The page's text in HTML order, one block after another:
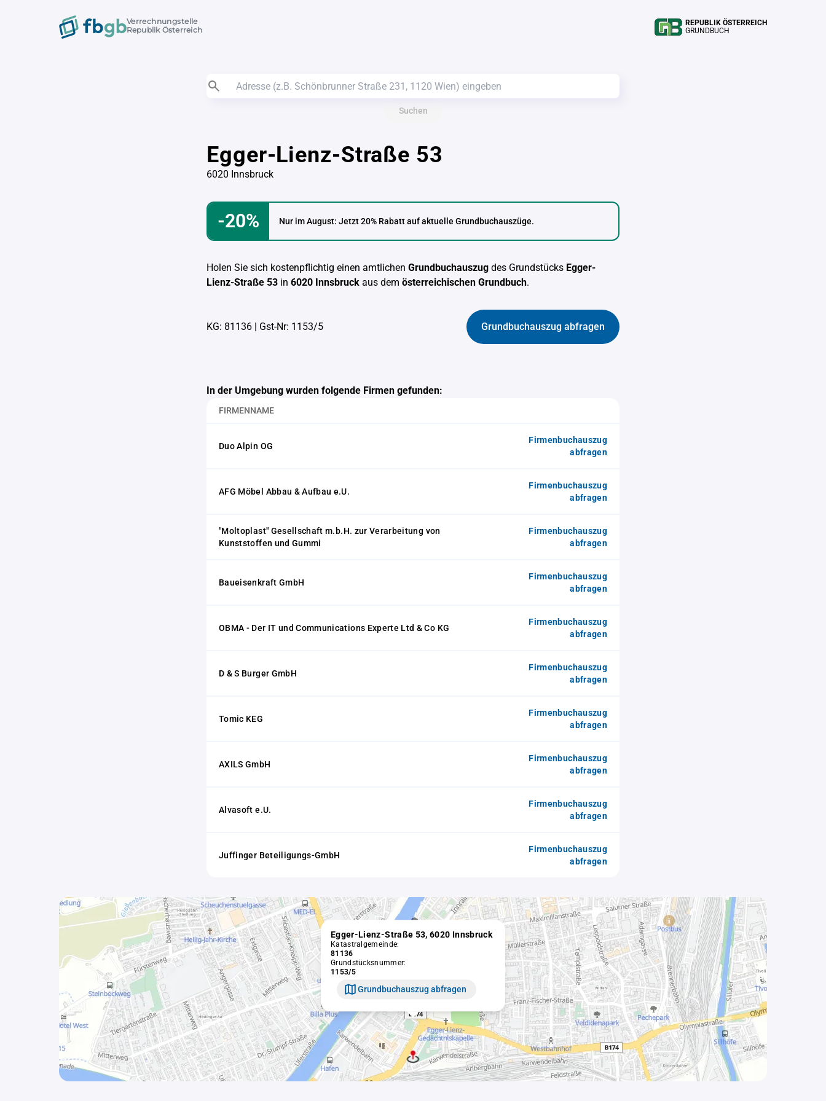
Verrechnungstelle
Republik Österreich
REPUBLIK ÖSTERREICH
GRUNDBUCH
Suchen
Egger-Lienz-Straße 53
6020 Innsbruck
-20% Nur im August: Jetzt 20% Rabatt auf aktuelle Grundbuchauszüge.
Holen Sie sich kostenpflichtig einen amtlichen Grundbuchauszug des Grundstücks Egger-
Lienz-Straße 53 in 6020 Innsbruck aus dem österreichischen Grundbuch.
KG: 81136 | Gst-Nr: 1153/5 Grundbuchauszug abfragen
In der Umgebung wurden folgende Firmen gefunden:
FIRMENNAME
Duo Alpin OG
Firmenbuchauszug
abfragen
AFG Möbel Abbau & Aufbau e.U.
Firmenbuchauszug
abfragen
"Moltoplast" Gesellschaft m.b.H. zur Verarbeitung von
Kunststoffen und Gummi
Firmenbuchauszug
abfragen
Baueisenkraft GmbH
Firmenbuchauszug
abfragen
OBMA - Der IT und Communications Experte Ltd & Co KG
Firmenbuchauszug
abfragen
D & S Burger GmbH
Firmenbuchauszug
abfragen
Tomic KEG
Firmenbuchauszug
abfragen
AXILS GmbH
Firmenbuchauszug
abfragen
Alvasoft e.U.
Firmenbuchauszug
abfragen
Juffinger Beteiligungs-GmbH
Firmenbuchauszug
abfragen
Egger-Lienz-Straße 53, 6020 Innsbruck
Katastralgemeinde:
81136
Grundstücksnummer:
1153/5
Grundbuchauszug abfragen